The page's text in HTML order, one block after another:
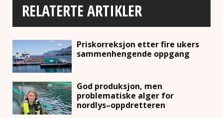
RELATERTE ARTIKLER
Priskorreksjon etter fire ukers
sammenhengende oppgang
God produksjon, men
problematiske alger for
nordlys–oppdretteren